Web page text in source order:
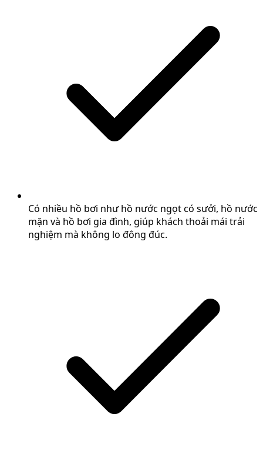
Có nhiều hồ bơi như hồ nước ngọt có sưởi, hồ nước
mặn và hồ bơi gia đình, giúp khách thoải mái trải
nghiệm mà không lo đông đúc.